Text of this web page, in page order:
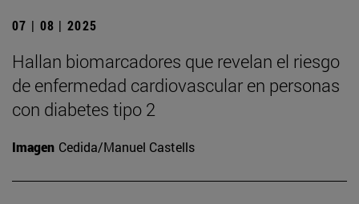
07 | 08 | 2025
Hallan biomarcadores que revelan el riesgo
de enfermedad cardiovascular en personas
con diabetes tipo 2
Imagen Cedida/Manuel Castells